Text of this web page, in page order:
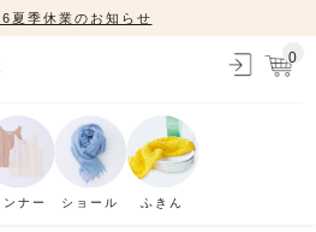
夏季休業のお知らせ
0
ンナー ショール ふきん